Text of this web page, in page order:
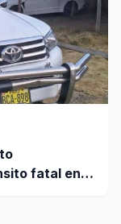
fatal en